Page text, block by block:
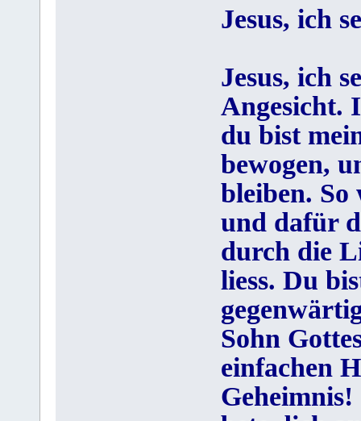
Jesus, ich
Jesus, ich
Angesicht.
du bist
bewogen,
bleiben.
und dafür
durch die
liess. Du
Sohn
einfachen